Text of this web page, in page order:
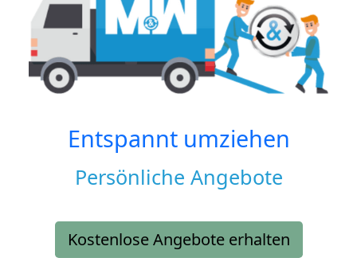
Entspannt umziehen
Persönliche Angebote
Kostenlose Angebote erhalten